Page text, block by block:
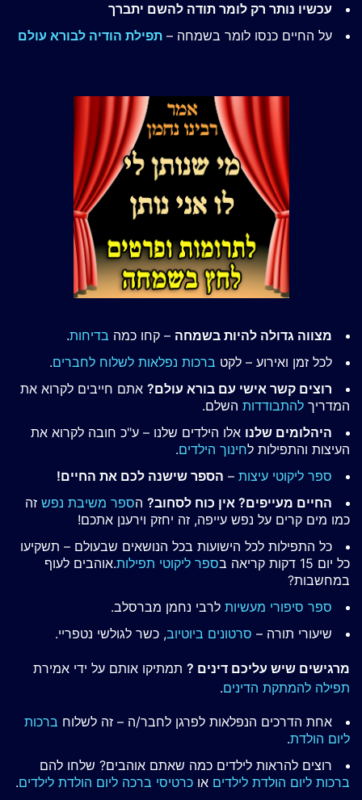
עכשיו נותר רק לומר תודה להשם יתברך
על החיים כנסו לומר בשמחה – תפילת הודיה לבורא עולם
מצווה גדולה להיות בשמחה – קחו כמה בדיחות.
לכל זמן ואירוע – לקט ברכות נפלאות לשלוח לחברים.
רוצים קשר אישי עם בורא עולם? אתם חייבים לקרוא את
המדריך להתבודדות השלם.
היהלומים שלנו אלו הילדים שלנו – ע"כ חובה לקרוא את
העיצות והתפילות לחינוך הילדים.
ספר ליקוטי עיצות – הספר שישנה לכם את החיים!
החיים מעייפים? אין כוח לסחוב? הספר משיבת נפש זה
כמו מים קרים על נפש עייפה, זה יחזק וירענן אתכם!
כל התפילות לכל הישועות בכל הנושאים שבעולם – תשקיעו
כל יום 15 דקות קריאה ב
ספר ליקוטי תפילות.אוהבים לעוף
במחשבות?
ספר סיפורי מעשיות לרבי נחמן מברסלב.
שיעורי תורה – סרטונים ביוטיוב, כשר לגולשי נטפריי.
מרגישים שיש עליכם דינים ? תמתיקו אותם על ידי אמירת
תפילה להמתקת הדינים.
אחת הדרכים הנפלאות לפרגן לחבר/ה – זה לשלוח ברכות
ליום הולדת.
רוצים להראות לילדים כמה שאתם אוהבים? שלחו להם
ברכות ליום הולדת לילדים או כרטיסי ברכה ליום הולדת לילדים.